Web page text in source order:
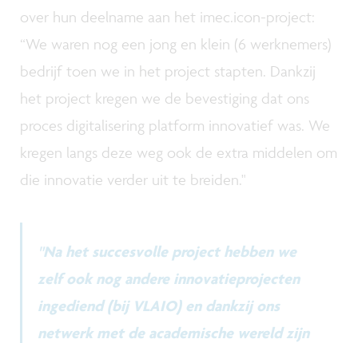
over hun deelname aan het imec.icon-project:
“We waren nog een jong en klein (6 werknemers)
bedrijf toen we in het project stapten. Dankzij
het project kregen we de bevestiging dat ons
proces digitalisering platform innovatief was. We
kregen langs deze weg ook de extra middelen om
die innovatie verder uit te breiden."
"Na het succesvolle project hebben we
zelf ook nog andere innovatieprojecten
ingediend (bij VLAIO) en dankzij ons
netwerk met de academische wereld zijn